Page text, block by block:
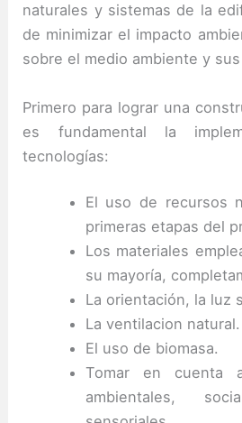
naturales y sistemas de la
de minimizar el impacto
sobre el medio ambiente y
Primero para lograr una
es fundamental la
tecnologías:
El uso de recursos
primeras etapas del
Los materiales
su mayoría,
La orientación, la luz
La ventilacion natural.
El uso de biomasa.
Tomar en cuenta
ambientales,